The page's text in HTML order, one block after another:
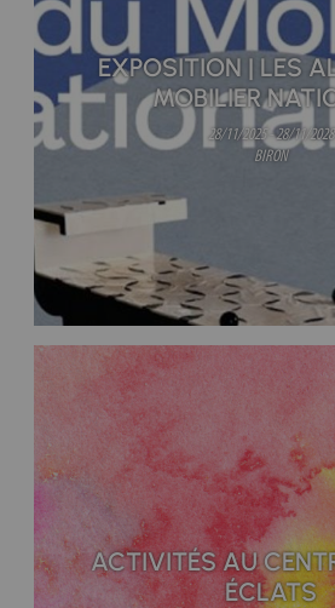
EXPOSITION | LES
MOBILIER
28/11/2025 - 28/11/2028
BIRON
ACTIVITÉS AU
ÉCLATS